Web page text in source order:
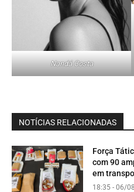
Nandá Costa
NOTÍCIAS RELACIONADAS
Força
com 90
em
18:35 - 06/